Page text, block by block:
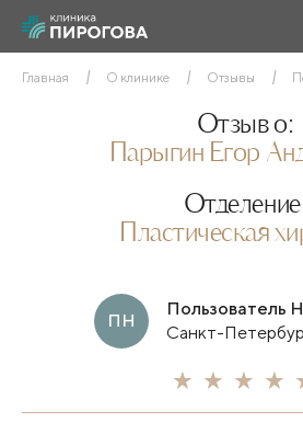
Главная О клинике Отзывы
Отзыв о:
Парыгин Егор
Пластическая
ПН
Пользователь
Санкт-